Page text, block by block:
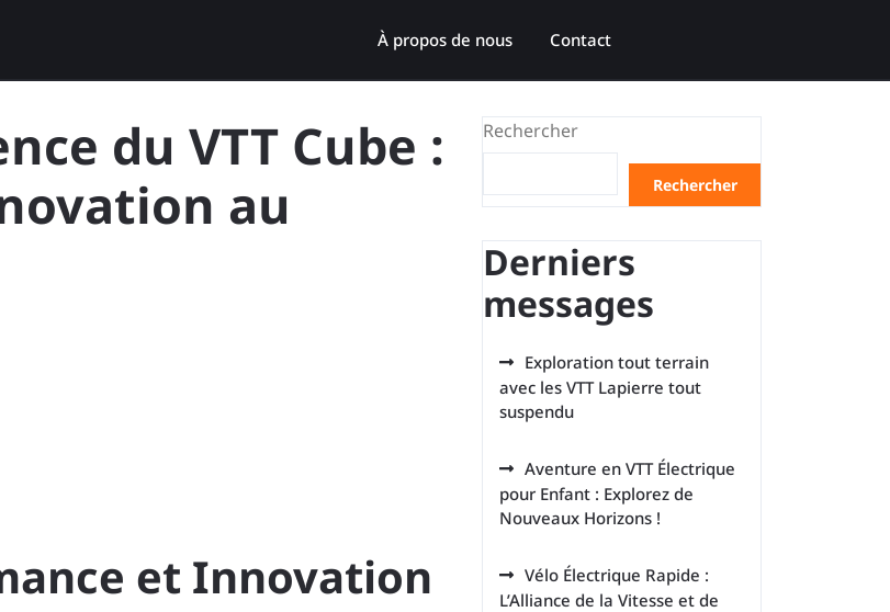
À propos de nous Contact
du VTT Cube :
au
et Innovation
Rechercher
Rechercher
Derniers
messages
Exploration tout terrain
avec les VTT Lapierre tout
suspendu
Aventure en VTT Électrique
pour Enfant : Explorez de
Nouveaux Horizons !
Vélo Électrique Rapide :
L’Alliance de la Vitesse et de